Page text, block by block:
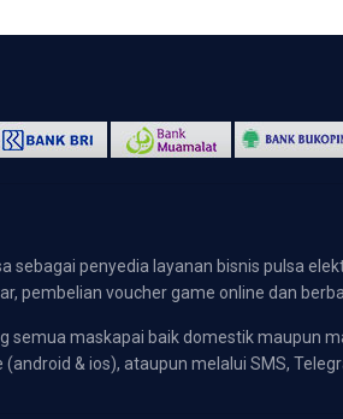
penyedia layanan bisnis pulsa
pembelian voucher game online dan
semua maskapai baik domestik maupun
& ios), ataupun melalui SMS,